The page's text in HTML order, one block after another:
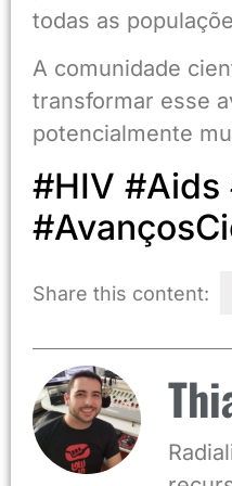
todas as
A comunidade
transformar esse
potencialmente
#HIV #Aids
Share this content: